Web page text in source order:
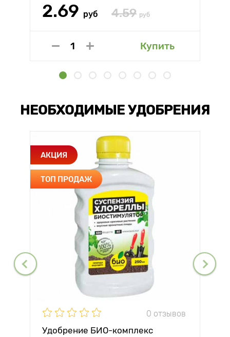
2.69 руб 4.59 руб
Купить
НЕОБХОДИМЫЕ УДОБРЕНИЯ
АКЦИЯ
ТОП ПРОДАЖ
0 отзывов
Удобрение БИО-комплекс